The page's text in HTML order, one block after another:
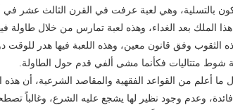
تكون بالتسلية، وهي لعبة عرفت في القرن الثالث عشر في
الملك بعد الغداء، وهذه لعبة تمارس من خلال طاولة
وفق قانون معين، وهذه اللعبة فيها هدر للوقت
شوط متتاليات فكأنما مشى ألفي قدم حول الطاولة.
أعلم من القواعد الفقهية والمقاصد الشرعية، أن هذه
وعدم وجود نظير لها يشجع عليه الشرع، وغالباً